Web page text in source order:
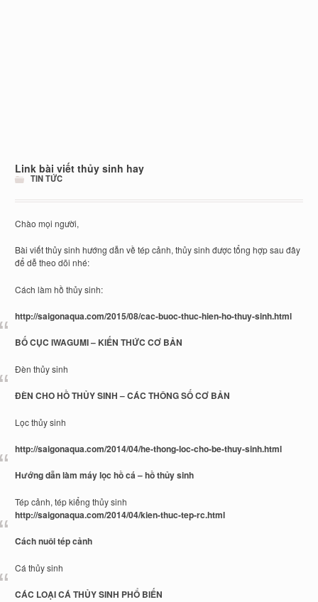
Link bài viết thủy sinh hay
TIN TỨC
Chào mọi người,
Bài viết thủy sinh hướng dẫn về tép cảnh, thủy sinh được tổng hợp sau đây
để dễ theo dõi nhé:
Cách làm hồ thủy sinh:
http://saigonaqua.com/2015/08/cac-buoc-thuc-hien-ho-thuy-sinh.html
BỐ CỤC IWAGUMI – KIẾN THỨC CƠ BẢN
Đèn thủy sinh
ĐÈN CHO HỒ THỦY SINH – CÁC THÔNG SỐ CƠ BẢN
Lọc thủy sinh
http://saigonaqua.com/2014/04/he-thong-loc-cho-be-thuy-sinh.html
Hướng dẫn làm máy lọc hồ cá – hồ thủy sinh
Tép cảnh, tép kiểng thủy sinh
http://saigonaqua.com/2014/04/kien-thuc-tep-rc.html
Cách nuôi tép cảnh
Cá thủy sinh
CÁC LOẠI CÁ THỦY SINH PHỔ BIẾN